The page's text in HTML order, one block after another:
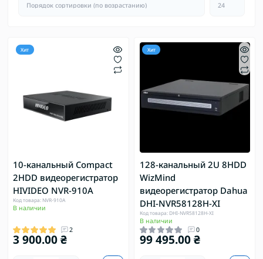
Хит
10-канальный Compact
2HDD видеорегистратор
HIVIDEO NVR-910A
Код товара: NVR-910A
В наличии
2
3 900.00 ₴
Хит
128-канальный 2U 8HDD
WizMind
видеорегистратор Dahua
DHI-NVR58128H-XI
Код товара: DHI-NVR58128H-XI
В наличии
0
99 495.00 ₴